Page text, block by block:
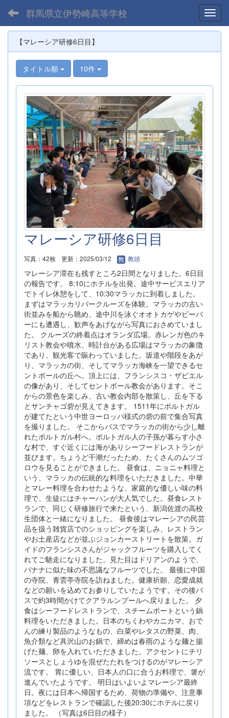
群馬県立伊勢崎高等学校
【マレーシア研修6日目】
タイトル順 10件
マレーシア研修6日目
写真：42枚 更新：2025/03/12 教頭
マレーシア滞在も残すところ2日間となりました。6日目
の報告です。 8:10にホテルを出発。途中サービスエリア
でトイレ休憩をして、10:30マラッカに到着しました。
まずはマラッカリバークルーズを体験。マラッカの古い
街並みを船から眺め、途中川を泳ぐオオトカゲやビーバ
ーにも遭遇し、歓声をあげながら写真におさめていまし
た。 クルーズの終着点はオランダ広場。赤レンガ色のキ
リスト教会や噴水、時計台がある広場はマラッカの象徴
であり、観光客で賑わっていました。坂道や階段をあが
り、マラッカの街、そしてマラッカ海峡を一望できるセ
ントポールの丘へ。頂上には、フランシスコ・ザビエル
の像があり、そしてセントポール教会があります。そこ
からの景色を楽しみ、古い教会内部を散策し、丘を下る
とサンチャゴ砦が見えてきます。 1511年にポルトガル
が建てたという中世ヨーロッパ様式の砦の前で集合写真
を撮りました。 そこからバスでマラッカの街から少し離
れたポルトガル村へ。ポルトガル人の子孫が暮らす小さ
な村で、すぐ近くには海がありシーフードレストランが
並びます。ちょうど干潮だったため、たくさんのムツゴ
ロウを見ることができました。 昼食は、ニョニャ料理と
いう、マラッカの伝統的な料理をいただきました。中華
とマレー料理を合わせたような、家庭的な優しい味の料
理で、生徒にはチャーハンが大人気でした。昼食レスト
ランで、同じく研修旅行で来たという、新潟佐渡の高校
生団体と一緒になりました。 昼食後はマレーシアの民芸
品を扱う雑貨店でのショッピングを楽しみ、レストラン
やお土産店などが並ぶジョンカーストリートを散策。ガ
イドのフランシスさんがジャックフルーツを購入してく
れてご馳走になりました。見た目はドリアンのようで、
バナナに似た味の不思議なフルーツでした。 最後に中国
の寺院、青雲亭寺院を訪ねました。健康祈願、恋愛成就
などの願いを込めてお参りしていたようです。その後バ
スで約3時間かけてクアラルンプールへ戻りました。 夕
食はシーフードレストランで、スチームボートという鍋
料理をいただきました。日本のちくわやカニカマ、おで
んの練り製品のようなもの、白菜やレタスの野菜、肉、
魚介類など具沢山のお鍋で、締めは春雨のような麺と揚
げた麺、卵を入れていただきました。アクセントにチリ
ソースとしょうゆを混ぜたたれをつけるのがマレーシア
流です。 胃に優しい、日本人の口に合うお料理で、箸が
進んでいたようです。 明日はいよいよマレーシア最終
日。夜には日本へ帰国するため、荷物の準備や、注意事
項などをレストランで確認した後20:30にホテルに戻り
ました。 （写真は6日目の様子）